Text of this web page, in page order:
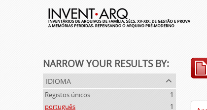
NARROW YOUR RESULTS BY:
idioma
Registos únicos
1
português
1